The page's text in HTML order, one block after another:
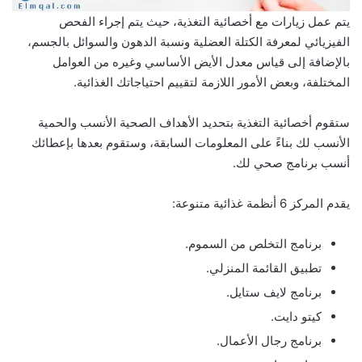
يتم عمل زيارات مع أخصائية التغذية، حيث يتم إجراء الفحص
الفيزيائي لمعرفة الكتلة العضلية ونسبة الدهون والسوائل بالجسم،
بالإضافة إلى قياس معدل الأيض الأساسي وغيره من العوامل
المختلفة، وبعض الأمور اللازمة لتقييم احتياجاتك الغذائية.
ستقوم أخصائية التغذية بتحديد الأهداف الصحية الأنسب والحمية
الأنسب لك بناءً على المعلومات السابقة، وستقوم بعدها بإعطائك
أنسب برنامج صحي لك.
يقدم المركز 6 أنظمة غذائية متنوعة:
برنامج التخلص من السموم.
تطبيق القائمة المنزلي.
برنامج لايف ستايل.
كيتو دايت.
برنامج رجال الأعمال.